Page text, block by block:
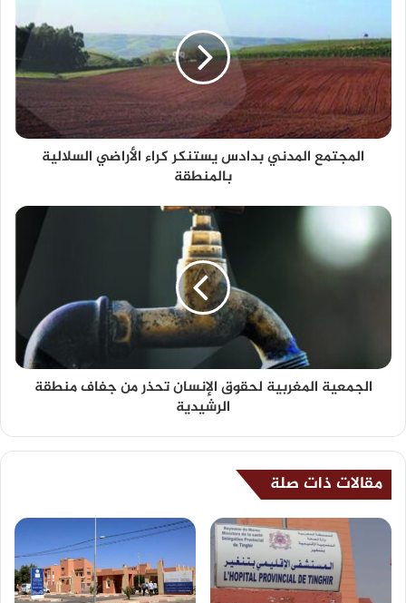
المجتمع المدني بدادس يستنكر كراء الأراضي السلالية
بالمنطقة
الجمعية المغربية لحقوق الإنسان تحذر من جفاف منطقة
الرشيدية
مقالات ذات صلة